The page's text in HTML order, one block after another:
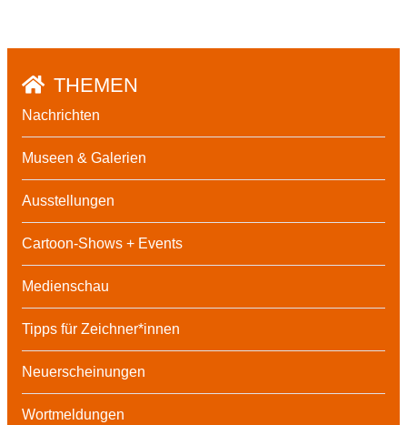
THEMEN
Nachrichten
Museen & Galerien
Ausstellungen
Cartoon-Shows + Events
Medienschau
Tipps für Zeichner*innen
Neuerscheinungen
Wortmeldungen